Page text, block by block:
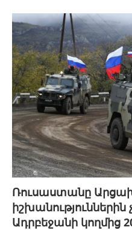
Ռուսաստանը
իշխանություններին
Ադրբեջանի կողմից